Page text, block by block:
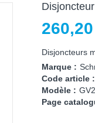
Disjoncteurs
Marque :
Code article :
Modèle :
Page